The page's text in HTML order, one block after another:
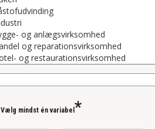
Vælg mindst én variabel